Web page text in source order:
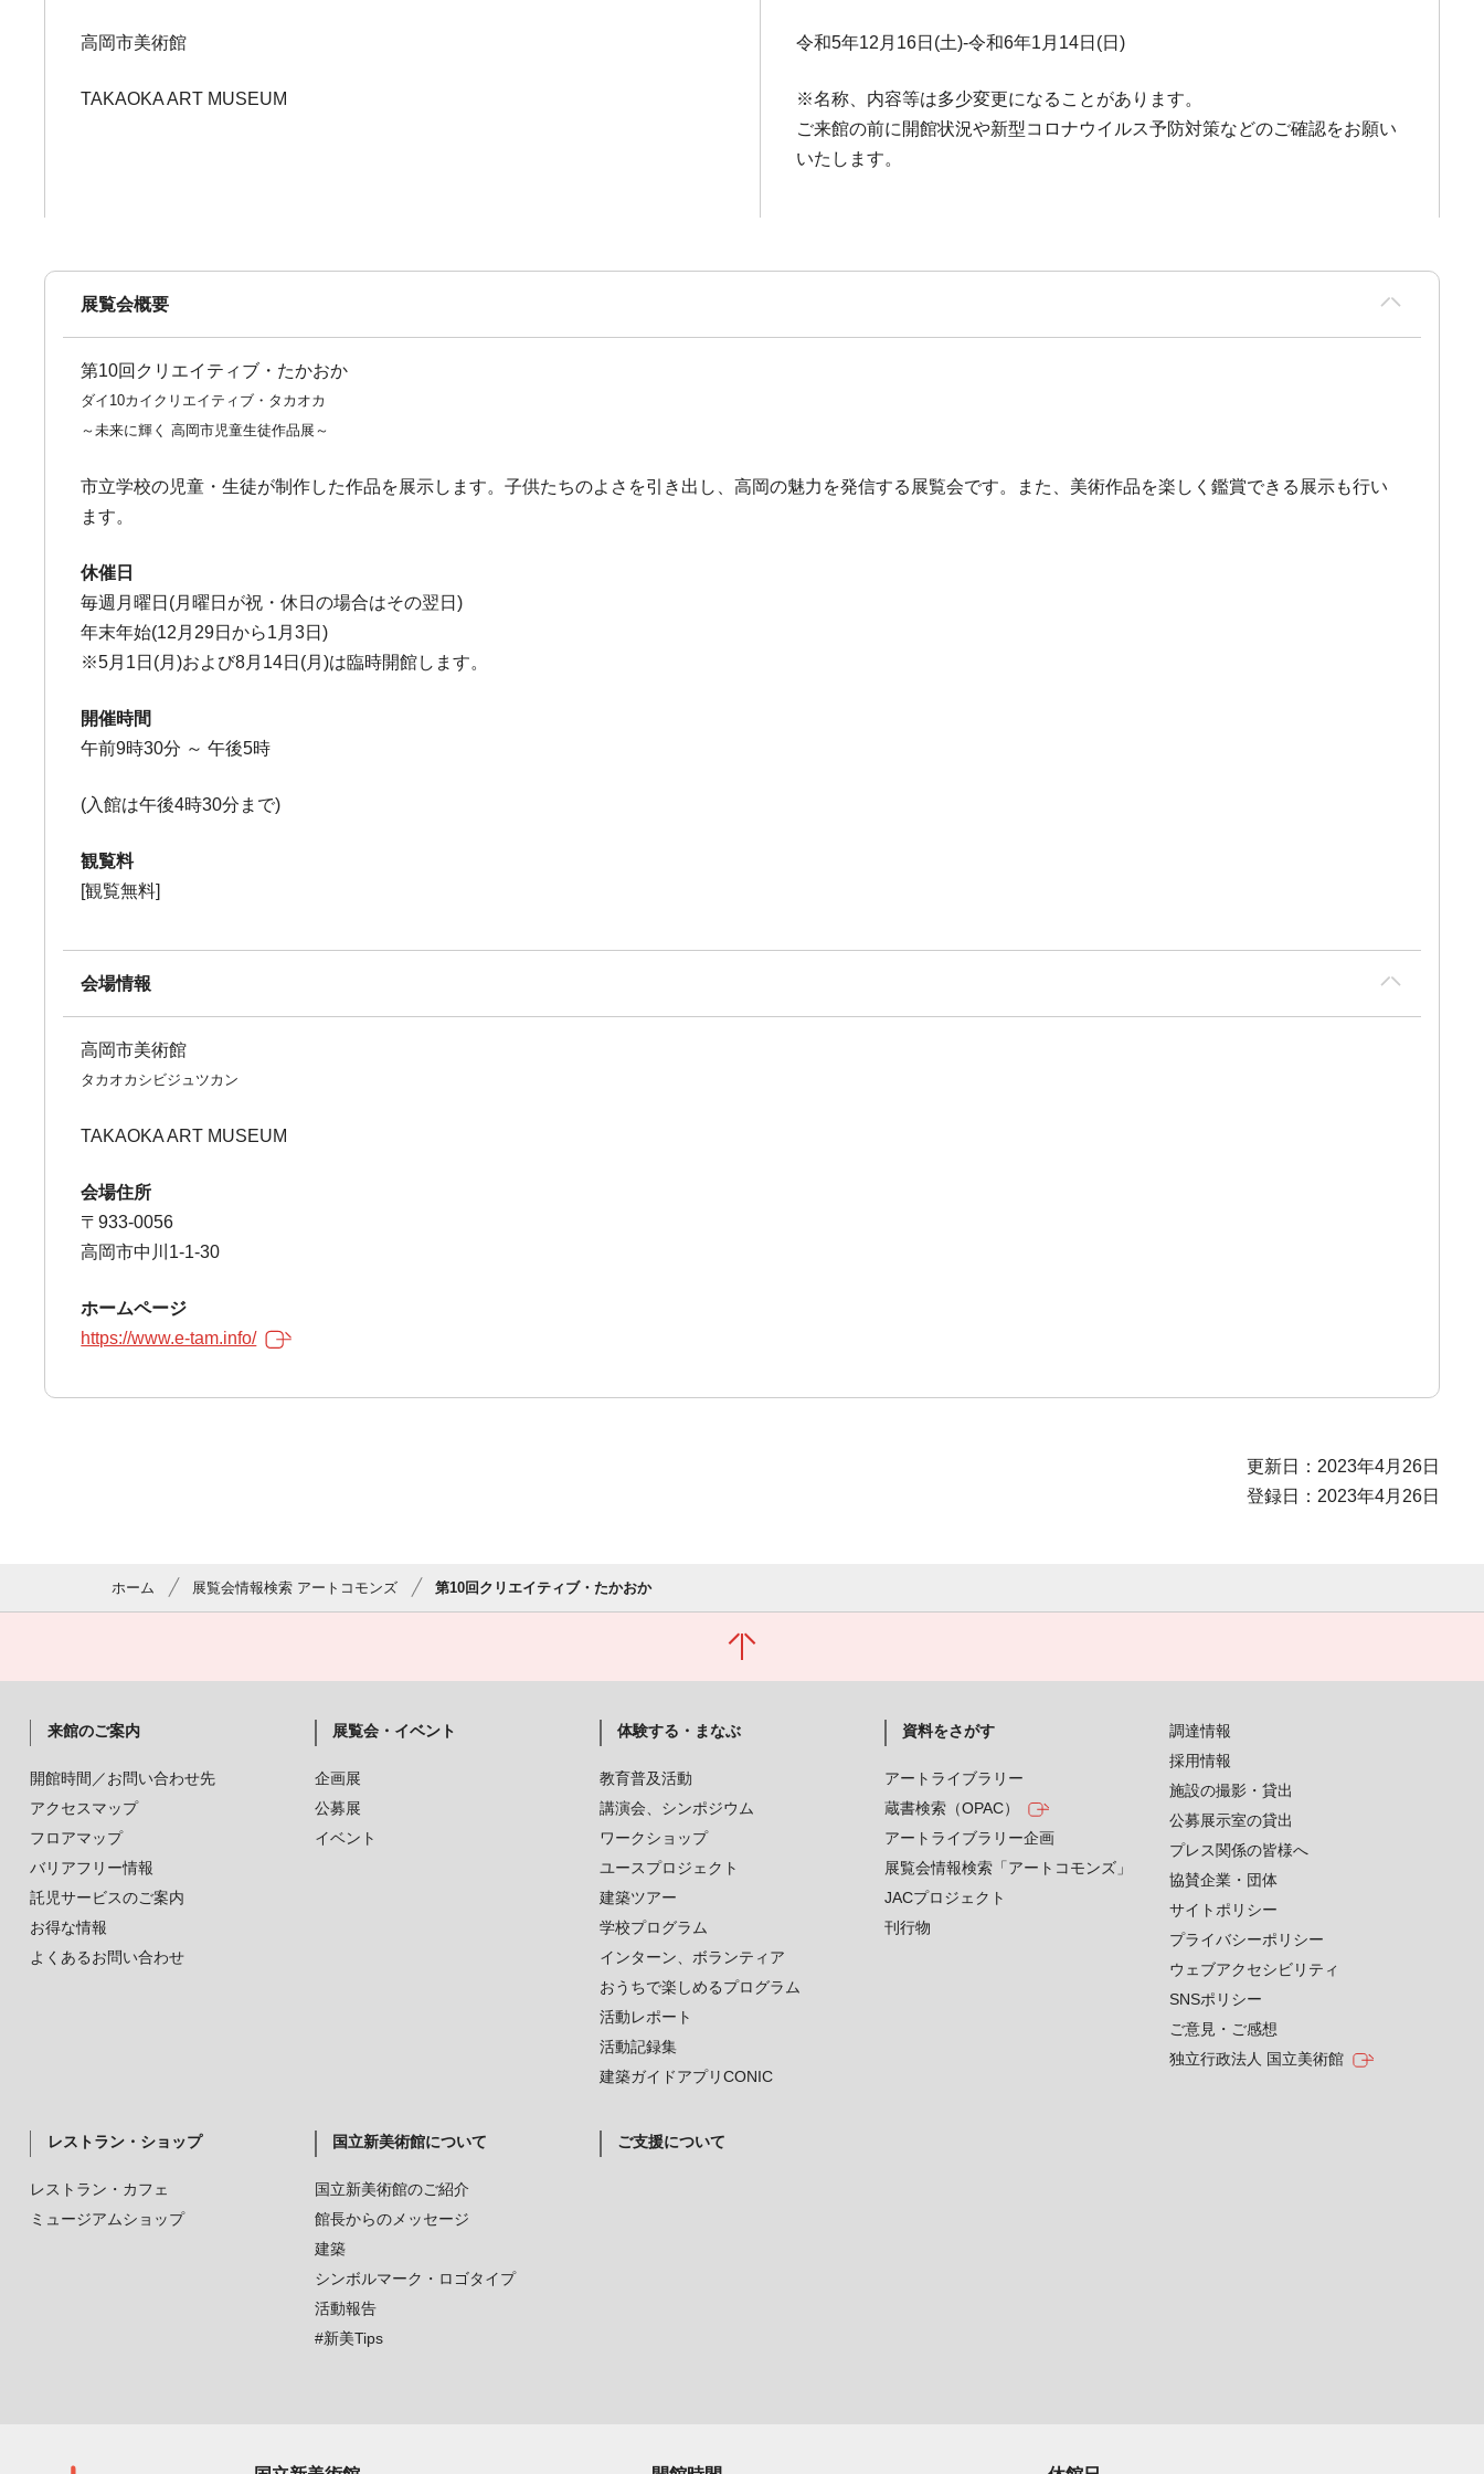
高岡市美術館
TAKAOKA ART MUSEUM
令和5年12月16日(土)-令和6年1月14日(日)
※名称、内容等は多少変更になることがあります。
ご来館の前に開館状況や新型コロナウイルス予防対策などのご確認をお願い
いたします。
展覧会概要
第10回クリエイティブ・たかおか
ダイ10カイクリエイティブ・タカオカ
～未来に輝く 高岡市児童生徒作品展～
市立学校の児童・生徒が制作した作品を展示します。子供たちのよさを引き出し、高岡の魅力を発信する展覧会です。また、美術作品を楽しく鑑賞できる展示も行い
ます。
休催日
毎週月曜日(月曜日が祝・休日の場合はその翌日)
年末年始(12月29日から1月3日)
※5月1日(月)および8月14日(月)は臨時開館します。
開催時間
午前9時30分 ～ 午後5時
(入館は午後4時30分まで)
観覧料
[観覧無料]
会場情報
高岡市美術館
タカオカシビジュツカン
TAKAOKA ART MUSEUM
会場住所
〒933-0056
高岡市中川1-1-30
ホームページ
https://www.e-tam.info/
更新日：2023年4月26日
登録日：2023年4月26日
ホーム 展覧会情報検索 アートコモンズ 第10回クリエイティブ・たかおか
来館のご案内
開館時間／お問い合わせ先
アクセスマップ
フロアマップ
バリアフリー情報
託児サービスのご案内
お得な情報
よくあるお問い合わせ
展覧会・イベント
企画展
公募展
イベント
体験する・まなぶ
教育普及活動
講演会、シンポジウム
ワークショップ
ユースプロジェクト
建築ツアー
学校プログラム
インターン、ボランティア
おうちで楽しめるプログラム
活動レポート
活動記録集
建築ガイドアプリCONIC
資料をさがす
アートライブラリー
蔵書検索（OPAC）
アートライブラリー企画
展覧会情報検索「アートコモンズ」
JACプロジェクト
刊行物
レストラン・ショップ
レストラン・カフェ
ミュージアムショップ
国立新美術館について
国立新美術館のご紹介
館長からのメッセージ
建築
シンボルマーク・ロゴタイプ
活動報告
#新美Tips
ご支援について
調達情報
採用情報
施設の撮影・貸出
公募展示室の貸出
プレス関係の皆様へ
協賛企業・団体
サイトポリシー
プライバシーポリシー
ウェブアクセシビリティ
SNSポリシー
ご意見・ご感想
独立行政法人 国立美術館